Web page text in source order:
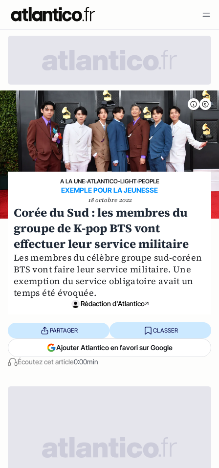
A LA UNE›ATLANTICO-LIGHT›PEOPLE
EXEMPLE POUR LA JEUNESSE
18 octobre 2022
Corée du Sud : les membres du
groupe de K-pop BTS vont
effectuer leur service militaire
Les membres du célèbre groupe sud-coréen
BTS vont faire leur service militaire. Une
exemption du service obligatoire avait un
temps été évoquée.
Rédaction d'Atlantico
Écoutez cet article0:00min
PARTAGER CLASSER
Ajouter Atlantico en favori sur Google